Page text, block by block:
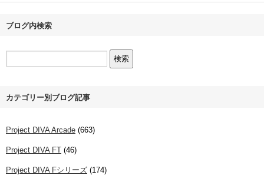
ブログ内検索
カテゴリー別ブログ記事
Project DIVA Arcade (663)
Project DIVA FT (46)
Project DIVA Fシリーズ (174)